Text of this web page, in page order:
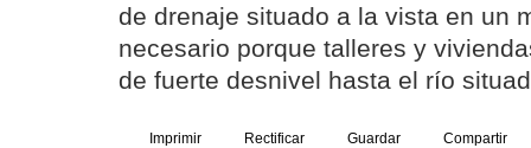
de drenaje situado a la vista en un
necesario porque talleres y
de fuerte desnivel hasta el río
Imprimir Rectificar Guardar Compartir